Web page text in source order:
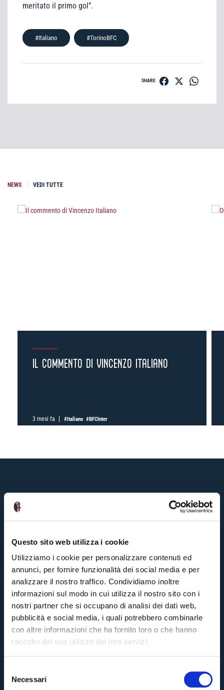
Questo sito web utilizza i cookie
Utilizziamo i cookie per personalizzare contenuti ed
annunci, per fornire funzionalità dei social media e per
analizzare il nostro traffico. Condividiamo inoltre
informazioni sul modo in cui utilizza il nostro sito con i
nostri partner che si occupano di analisi dei dati web,
pubblicità e social media, i quali potrebbero combinarle
con altre informazioni che ha fornito loro o che hanno
raccolto dal suo utilizzo dei loro servizi.
Necessari
meritato il primo gol”.
#Italiano #TorinoBFC
SHARE
NEWS VEDI TUTTE
IL COMMENTO DI VINCENZO ITALIANO
3 mesi fa #Italiano #BFCInter